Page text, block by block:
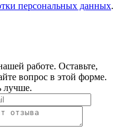
персональных данных.
работе. Оставьте,
вопрос в этой форме.
лучше.